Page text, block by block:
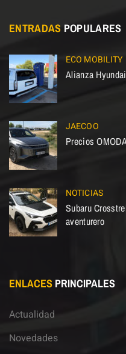
ENTRADAS POPULARES
ECO MOBILITY
Alianza
JAECOO
Precios
NOTICIAS
Subaru
aventurero
ENLACES PRINCIPALES
Actualidad
Novedades